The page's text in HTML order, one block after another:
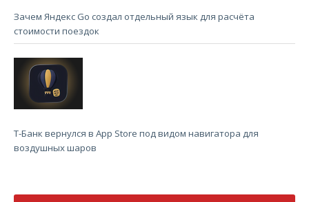
Зачем Яндекс Go создал отдельный язык для расчёта
стоимости поездок
Т-Банк вернулся в App Store под видом навигатора для
воздушных шаров